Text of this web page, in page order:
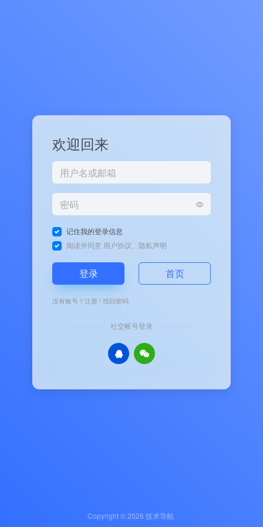
欢迎回来
记住我的登录信息
阅读并同意 用户协议 隐私声明
登录 首页
没有账号？注册/找回密码
社交帐号登录
Copyright © 2026 技术导航